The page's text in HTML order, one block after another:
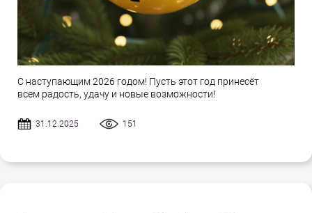
С наступающим 2026 годом! Пусть этот год принесёт
всем радость, удачу и новые возможности!
31.12.2025 151